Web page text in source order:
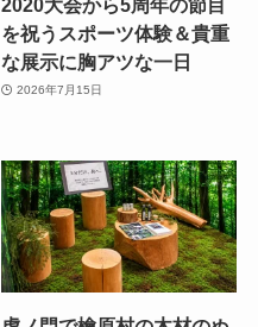
2020大会から5周年の節目
を祝うスポーツ体験＆貴重
な展示に胸アツな一日
2026年7月15日